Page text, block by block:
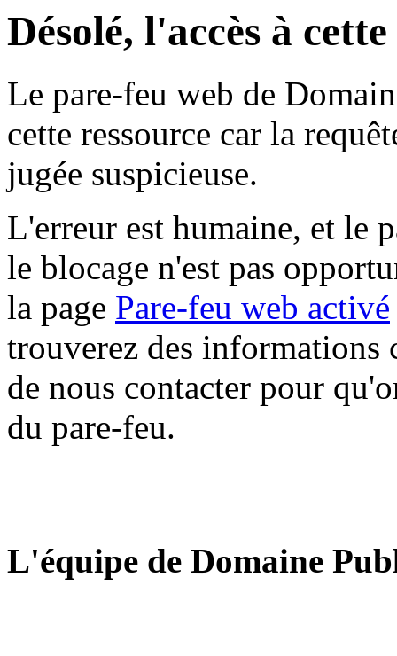
Désolé, l'accès à
Le pare-feu web de
cette ressource car la
jugée suspicieuse.
L'erreur est humaine, et le
le blocage n'est pas
la page Pare-feu web activé
trouverez des informations
de nous contacter pour
du pare-feu.
L'équipe de Domaine